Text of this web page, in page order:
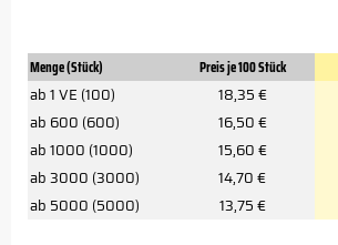
Menge (Stück) Preis je 100 Stück
ab 1 VE (100)
18,35 €
ab 600 (600)
16,50 €
ab 1000 (1000)
15,60 €
ab 3000 (3000)
14,70 €
ab 5000 (5000)
13,75 €